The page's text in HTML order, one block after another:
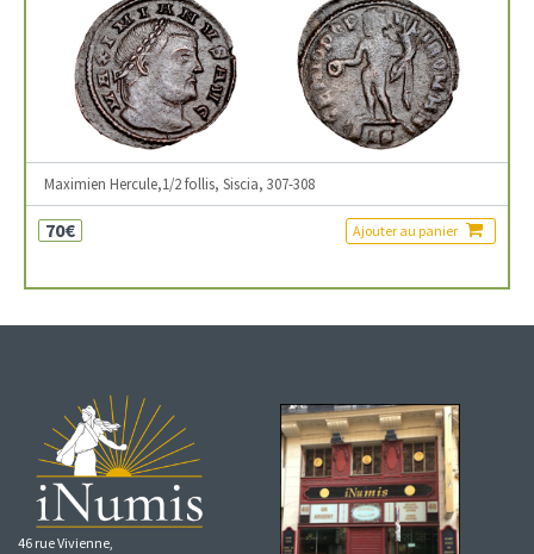
Maximien Hercule,1/2 follis, Siscia, 307-308
70€ Ajouter au panier
46 rue Vivienne,